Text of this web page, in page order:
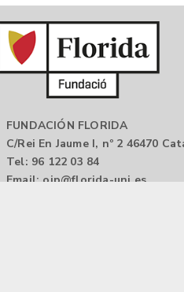
FUNDACIÓN FLORIDA
C/Rei En Jaume I, nº 2 46470
Tel: 96 122 03 84
Email: oip@florida-uni.es